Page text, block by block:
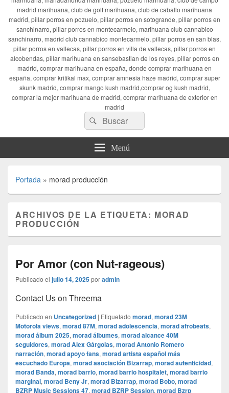
madrid marihuana, club de golf marihuana, club de caballo marihuana
madrid, pillar porros en pozuelo, pillar porros en sotogrande, pillar porros en
sanchinarro, pillar porros en montecarmelo, marihuana club cannabico
sanchinarro, madrid club cannabico montecarmelo, pillar porros en san blas,
pillar porros en vallecas, pillar porros en villa de vallecas, pillar porros en
alcobendas, pillar marihuana en sansebastian de los reyes, pillar porros en
madrid, comprar marihuana en españa, donde comprar marihuana en
españa, comprar kritikal max, comprar amnesia haze madrid, comprar super
skunk madrid, comprar mango kush madrid,comprar og kush madrid,
comprar la mejor marihuana de madrid, comprar marihuana de exterior en
madrid
Buscar
por:
Buscar
Menú
Portada » morad producción
ARCHIVOS DE LA ETIQUETA: MORAD
PRODUCCIÓN
Por Amor (con Nut-rageous)
Publicado el julio 14, 2025poradmin
Contact Us on Threema
Publicado en Uncategorized | Etiquetado morad, morad 23M
Motorola views, morad 87M, morad adolescencia, morad afrobeats,
morad álbum 2025, morad álbumes, morad alcance 40M
seguidores, morad Alex Gárgolas, morad Antonio Romero
narración, morad apoyo fans, morad artista español más
escuchado Europa, morad asociación Bizarrap, morad autenticidad,
morad Banda, morad barrio, morad barrio hospitalet, morad barrio
marginal, morad Beny Jr, morad Bizarrap, morad Bobo, morad
BZRP Music Sessions 47, morad BZRP Session, morad Bzrp